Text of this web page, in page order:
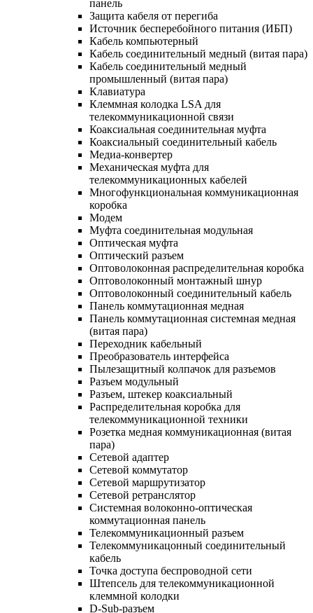
панель
Защита кабеля от перегиба
Источник бесперебойного питания (ИБП)
Кабель компьютерный
Кабель соединительный медный (витая пара)
Кабель соединительный медный
промышленный (витая пара)
Клавиатура
Клеммная колодка LSA для
телекоммуникационной связи
Коаксиальная соединительная муфта
Коаксиальный соединительный кабель
Медиа-конвертер
Механическая муфта для
телекоммуникационных кабелей
Многофункциональная коммуникационная
коробка
Модем
Муфта соединительная модульная
Оптическая муфта
Оптический разъем
Оптоволоконная распределительная коробка
Оптоволоконный монтажный шнур
Оптоволоконный соединительный кабель
Панель коммутационная медная
Панель коммутационная системная медная
(витая пара)
Переходник кабельный
Преобразователь интерфейса
Пылезащитный колпачок для разъемов
Разъем модульный
Разъем, штекер коаксиальный
Распределительная коробка для
телекоммуникационной техники
Розетка медная коммуникационная (витая
пара)
Сетевой адаптер
Сетевой коммутатор
Сетевой маршрутизатор
Сетевой ретранслятор
Системная волоконно-оптическая
коммутационная панель
Телекоммуникационный разъем
Телекоммуникацонный соединительный
кабель
Точка доступа беспроводной сети
Штепсель для телекоммуникационной
клеммной колодки
D-Sub-разъем